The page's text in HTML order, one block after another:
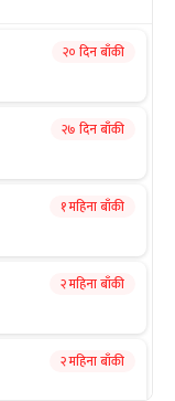
२० दिन बाँकी
२७ दिन बाँकी
१ महिना बाँकी
२ महिना बाँकी
२ महिना बाँकी